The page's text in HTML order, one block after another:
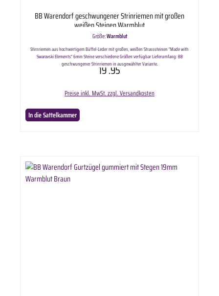
BB Warendorf geschwungener Strinriemen mit großen
weißen Steinen Warmblut
Größe:Warmblut
Stirnriemen aus hochwertigem Büffel-Leder mit großen, weißen Strasssteinen "Made with
Swarovski Elements" 6mm Steine verschiedene Größen verfügbar Lieferumfang: BB
geschwungener Strinriemen in ausgewählter Variante.
19.95
Preise inkl. MwSt. zzgl. Versandkosten
In die Sattelkammer